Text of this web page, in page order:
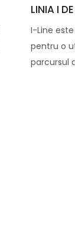
LINIA I
I-Line
pentru o
parcursul